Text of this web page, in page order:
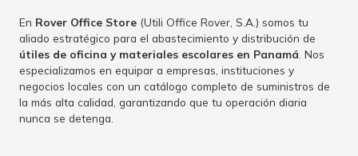
En Rover Office Store (Utili Office Rover, S.A.) somos tu
aliado estratégico para el abastecimiento y distribución de
útiles de oficina y materiales escolares en Panamá . Nos
especializamos en equipar a empresas, instituciones y
negocios locales con un catálogo completo de suministros de
la más alta calidad, garantizando que tu operación diaria
nunca se detenga.